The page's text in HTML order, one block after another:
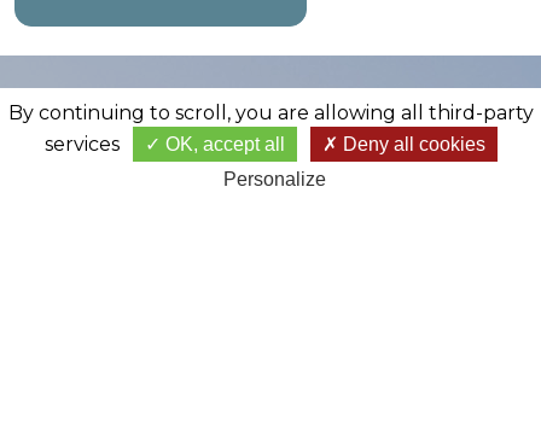
By continuing to scroll,you are allowing all third-party
services
OK, accept all
Deny all cookies
Personalize